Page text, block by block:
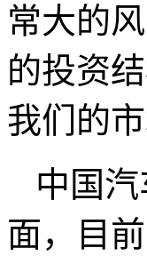
常大的
的投资
我们的
中国
面，目